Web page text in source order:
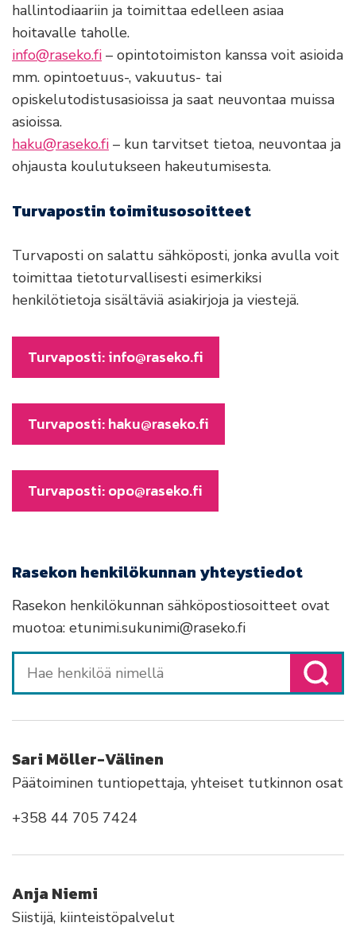
hallintodiaariin ja toimittaa edelleen asiaa
hoitavalle taholle.
info@raseko.fi – opintotoimiston kanssa voit asioida
mm. opintoetuus-, vakuutus- tai
opiskelutodistusasioissa ja saat neuvontaa muissa
asioissa.
haku@raseko.fi – kun tarvitset tietoa, neuvontaa ja
ohjausta koulutukseen hakeutumisesta.
Turvapostin toimitusosoitteet
Turvaposti on salattu sähköposti, jonka avulla voit
toimittaa tietoturvallisesti esimerkiksi
henkilötietoja sisältäviä asiakirjoja ja viestejä.
Turvaposti: info@raseko.fi
Turvaposti: haku@raseko.fi
Turvaposti: opo@raseko.fi
Rasekon henkilökunnan yhteystiedot
Rasekon henkilökunnan sähköpostiosoitteet ovat
muotoa: etunimi.sukunimi@raseko.fi
Sari Möller-Välinen
Päätoiminen tuntiopettaja, yhteiset tutkinnon osat
+358 44 705 7424
Anja Niemi
Siistijä, kiinteistöpalvelut